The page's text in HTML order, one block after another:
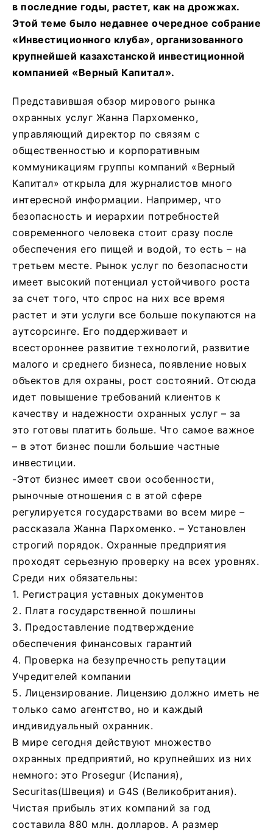
в последние годы, растет, как на дрожжах.
Этой теме было недавнее очередное собрание
«Инвестиционного клуба», организованного
крупнейшей казахстанской инвестиционной
компанией «Верный Капитал».
Представившая обзор мирового рынка
охранных услуг Жанна Пархоменко,
управляющий директор по связям с
общественностью и корпоративным
коммуникациям группы компаний «Верный
Капитал» открыла для журналистов много
интересной информации. Например, что
безопасность и иерархии потребностей
современного человека стоит сразу после
обеспечения его пищей и водой, то есть – на
третьем месте. Рынок услуг по безопасности
имеет высокий потенциал устойчивого роста
за счет того, что спрос на них все время
растет и эти услуги все больше покупаются на
аутсорсинге. Его поддерживает и
всестороннее развитие технологий, развитие
малого и среднего бизнеса, появление новых
объектов для охраны, рост состояний. Отсюда
идет повышение требований клиентов к
качеству и надежности охранных услуг – за
это готовы платить больше. Что самое важное
– в этот бизнес пошли большие частные
инвестиции.
-Этот бизнес имеет свои особенности,
рыночные отношения с в этой сфере
регулируется государствами во всем мире –
рассказала Жанна Пархоменко. – Установлен
строгий порядок. Охранные предприятия
проходят серьезную проверку на всех уровнях.
Среди них обязательны:
1. Регистрация уставных документов
2. Плата государственной пошлины
3. Предоставление подтверждение
обеспечения финансовых гарантий
4. Проверка на безупречность репутации
Учредителей компании
5. Лицензирование. Лицензию должно иметь не
только само агентство, но и каждый
индивидуальный охранник.
В мире сегодня действуют множество
охранных предприятий, но крупнейших из них
немного: это Prosegur (Испания),
Securitas(Швеция) и G4S (Великобритания).
Чистая прибыль этих компаний за год
составила 880 млн. долларов. А размер